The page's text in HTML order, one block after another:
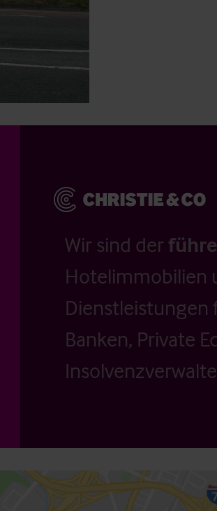
Wir sind der
Hotelimmobilien
Dienstleistungen
Banken, Private